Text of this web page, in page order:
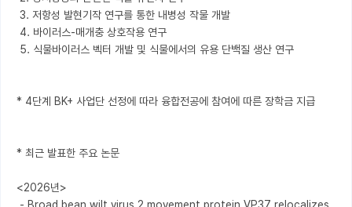
* 4단계 BK+ 사업단 선정에 따라 융합전공에 참여에 따른 장학금 지급
* 최근 발표한 주요 논문
<2026년>